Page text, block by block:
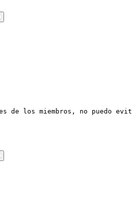
de los miembros, no puedo